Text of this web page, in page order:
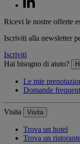
Ricevi le nostre offerte
Iscriviti alla newsletter
Iscriviti
Hai bisogno di aiuto?
Le mie
Domande
Visita Visita
Trova un hotel
Trova un